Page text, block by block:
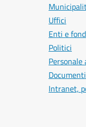
Uffici
Enti e
Politici
Intranet,